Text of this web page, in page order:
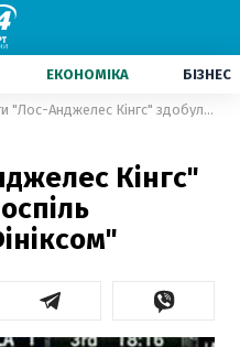
ЕКОНОМІКА БІЗНЕС
Хокеїсти "Лос-Анджелес Кінгс" здобули третю поспіль перемогу над "Фініксом"
Кінгс"